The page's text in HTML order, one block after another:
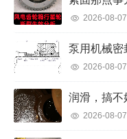
进...
万株樱
花朵似
蔚来宣
月28日
蔚来车
务，为
电 根据
助力
本文
于晨，